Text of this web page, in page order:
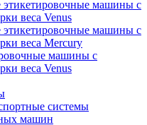
этикетировочные машины с
веса Venus
этикетировочные машины с
веса Mercury
машины с
веса Venus
системы
машин